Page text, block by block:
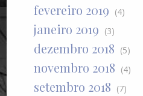
fevereiro 2019 (4)
janeiro 2019 (3)
dezembro 2018 (5)
novembro 2018 (4)
setembro 2018 (7)